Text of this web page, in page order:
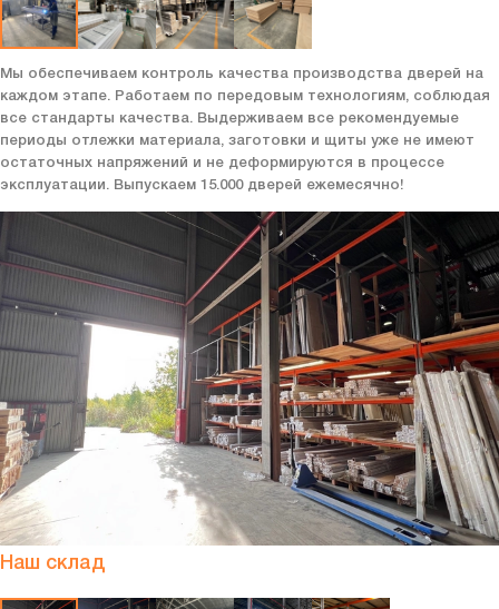
Мы обеспечиваем контроль качества производства дверей на
каждом этапе. Работаем по передовым технологиям, соблюдая
все стандарты качества. Выдерживаем все рекомендуемые
периоды отлежки материала, заготовки и щиты уже не имеют
остаточных напряжений и не деформируются в процессе
эксплуатации. Выпускаем 15.000 дверей ежемесячно!
Наш склад